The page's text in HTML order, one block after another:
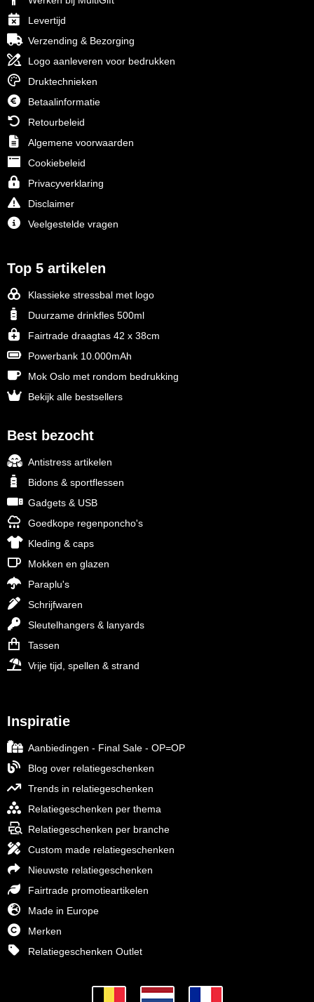
Levertijd
Verzending & Bezorging
Logo aanleveren voor bedrukken
Druktechnieken
Betaalinformatie
Retourbeleid
Algemene voorwaarden
Cookiebeleid
Privacyverklaring
Disclaimer
Veelgestelde vragen
Top 5 artikelen
Klassieke stressbal met logo
Duurzame drinkfles 500ml
Fairtrade draagtas 42 x 38cm
Powerbank 10.000mAh
Mok Oslo met rondom bedrukking
Bekijk alle bestsellers
Best bezocht
Antistress artikelen
Bidons & sportflessen
Gadgets & USB
Goedkope regenponcho's
Kleding & caps
Mokken en glazen
Paraplu's
Schrijfwaren
Sleutelhangers & lanyards
Tassen
Vrije tijd, spellen & strand
Inspiratie
Aanbiedingen - Final Sale - OP=OP
Blog over relatiegeschenken
Trends in relatiegeschenken
Relatiegeschenken per thema
Relatiegeschenken per branche
Custom made relatiegeschenken
Nieuwste relatiegeschenken
Fairtrade promotieartikelen
Made in Europe
Merken
Relatiegeschenken Outlet